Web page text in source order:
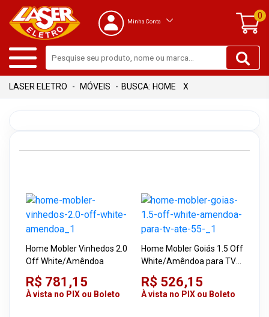
Minha Conta
0
MÓVEIS BUSCA: HOME X
Home Mobler Vinhedos 2.0
Off White/Amêndoa
R$ 781,15
À vista no PIX ou Boleto
Home Mobler Goiás 1.5 Off
White/Amêndoa para TV
Até 55"
R$ 526,15
À vista no PIX ou Boleto